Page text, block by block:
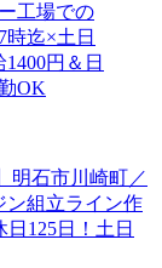
工場での
迄×土日
円＆日
OK
明石市川崎町／
ン組立ライン作
125日！土日